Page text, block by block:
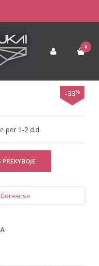
0
The reason
SU
THE REASON
-33%
per 1-2 d.d.
Doreanse